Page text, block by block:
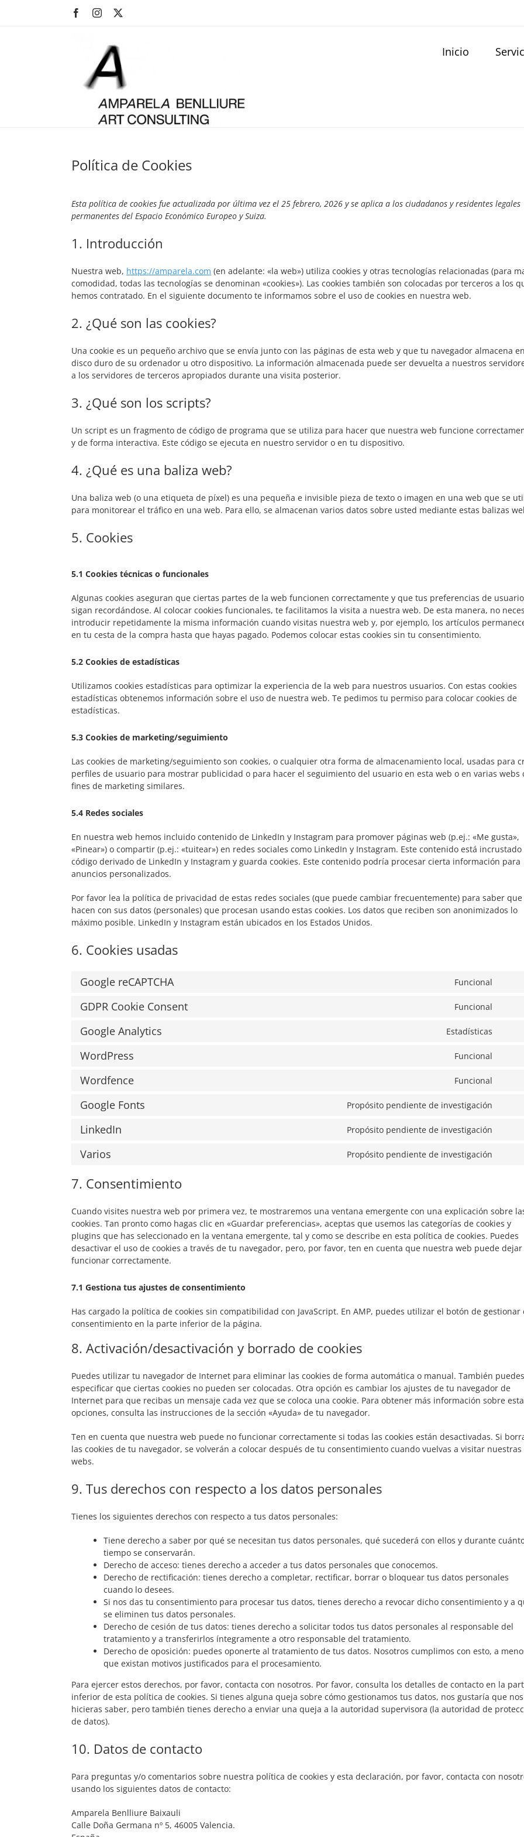
FacebookInstagram
Inicio
Política de Cookies
Esta política de cookies fue actualizada por última vez el 25 febrero, 2026 y se aplica a los ciudadanos y residentes legales
permanentes del Espacio Económico Europeo y Suiza.
1. Introducción
Nuestra web, https://amparela.com (en adelante: «la web») utiliza cookies y otras tecnologías relacionadas (para
comodidad, todas las tecnologías se denominan «cookies»). Las cookies también son colocadas por terceros a los
hemos contratado. En el siguiente documento te informamos sobre el uso de cookies en nuestra web.
2. ¿Qué son las cookies?
Una cookie es un pequeño archivo que se envía junto con las páginas de esta web y que tu navegador almacena
disco duro de su ordenador u otro dispositivo. La información almacenada puede ser devuelta a nuestros
a los servidores de terceros apropiados durante una visita posterior.
3. ¿Qué son los scripts?
Un script es un fragmento de código de programa que se utiliza para hacer que nuestra web funcione
y de forma interactiva. Este código se ejecuta en nuestro servidor o en tu dispositivo.
4. ¿Qué es una baliza web?
Una baliza web (o una etiqueta de píxel) es una pequeña e invisible pieza de texto o imagen en una web que se
para monitorear el tráfico en una web. Para ello, se almacenan varios datos sobre usted mediante estas balizas
5. Cookies
5.1 Cookies técnicas o funcionales
Algunas cookies aseguran que ciertas partes de la web funcionen correctamente y que tus preferencias de usuario
sigan recordándose. Al colocar cookies funcionales, te facilitamos la visita a nuestra web. De esta manera, no
introducir repetidamente la misma información cuando visitas nuestra web y, por ejemplo, los artículos
en tu cesta de la compra hasta que hayas pagado. Podemos colocar estas cookies sin tu consentimiento.
5.2 Cookies de estadísticas
Utilizamos cookies estadísticas para optimizar la experiencia de la web para nuestros usuarios. Con estas cookies
estadísticas obtenemos información sobre el uso de nuestra web. Te pedimos tu permiso para colocar cookies de
estadísticas.
5.3 Cookies de marketing/seguimiento
Las cookies de marketing/seguimiento son cookies, o cualquier otra forma de almacenamiento local, usadas para
perfiles de usuario para mostrar publicidad o para hacer el seguimiento del usuario en esta web o en varias webs
fines de marketing similares.
5.4 Redes sociales
En nuestra web hemos incluido contenido de LinkedIn y Instagram para promover páginas web (p.ej.: «Me gusta»,
«Pinear») o compartir (p.ej.: «tuitear») en redes sociales como LinkedIn y Instagram. Este contenido está incrustado
código derivado de LinkedIn y Instagram y guarda cookies. Este contenido podría procesar cierta información para
anuncios personalizados.
Por favor lea la política de privacidad de estas redes sociales (que puede cambiar frecuentemente) para saber que
hacen con sus datos (personales) que procesan usando estas cookies. Los datos que reciben son anonimizados lo
máximo posible. LinkedIn y Instagram están ubicados en los Estados Unidos.
6. Cookies usadas
Google reCAPTCHA Funcional
GDPR Cookie Consent Funcional
Google Analytics Estadísticas
WordPress Funcional
Wordfence Funcional
Google Fonts Propósito pendiente de investigación
LinkedIn Propósito pendiente de investigación
Varios Propósito pendiente de investigación
7. Consentimiento
Cuando visites nuestra web por primera vez, te mostraremos una ventana emergente con una explicación sobre
cookies. Tan pronto como hagas clic en «Guardar preferencias», aceptas que usemos las categorías de cookies y
plugins que has seleccionado en la ventana emergente, tal y como se describe en esta política de cookies. Puedes
desactivar el uso de cookies a través de tu navegador, pero, por favor, ten en cuenta que nuestra web puede
funcionar correctamente.
7.1 Gestiona tus ajustes de consentimiento
Has cargado la política de cookies sin compatibilidad con JavaScript. En AMP, puedes utilizar el botón de gestionar
consentimiento en la parte inferior de la página.
8. Activación/desactivación y borrado de cookies
Puedes utilizar tu navegador de Internet para eliminar las cookies de forma automática o manual. También puedes
especificar que ciertas cookies no pueden ser colocadas. Otra opción es cambiar los ajustes de tu navegador de
Internet para que recibas un mensaje cada vez que se coloca una cookie. Para obtener más información sobre
opciones, consulta las instrucciones de la sección «Ayuda» de tu navegador.
Ten en cuenta que nuestra web puede no funcionar correctamente si todas las cookies están desactivadas. Si
las cookies de tu navegador, se volverán a colocar después de tu consentimiento cuando vuelvas a visitar nuestras
webs.
9. Tus derechos con respecto a los datos personales
Tienes los siguientes derechos con respecto a tus datos personales:
Tiene derecho a saber por qué se necesitan tus datos personales, qué sucederá con ellos y durante
tiempo se conservarán.
Derecho de acceso: tienes derecho a acceder a tus datos personales que conocemos.
Derecho de rectificación: tienes derecho a completar, rectificar, borrar o bloquear tus datos personales
cuando lo desees.
Si nos das tu consentimiento para procesar tus datos, tienes derecho a revocar dicho consentimiento y a
se eliminen tus datos personales.
Derecho de cesión de tus datos: tienes derecho a solicitar todos tus datos personales al responsable del
tratamiento y a transferirlos íntegramente a otro responsable del tratamiento.
Derecho de oposición: puedes oponerte al tratamiento de tus datos. Nosotros cumplimos con esto, a
que existan motivos justificados para el procesamiento.
Para ejercer estos derechos, por favor, contacta con nosotros. Por favor, consulta los detalles de contacto en la
inferior de esta política de cookies. Si tienes alguna queja sobre cómo gestionamos tus datos, nos gustaría que
hicieras saber, pero también tienes derecho a enviar una queja a la autoridad supervisora (la autoridad de
de datos).
10. Datos de contacto
Para preguntas y/o comentarios sobre nuestra política de cookies y esta declaración, por favor, contacta con
usando los siguientes datos de contacto:
Amparela Benlliure Baixauli
Calle Doña Germana nº 5, 46005 Valencia.